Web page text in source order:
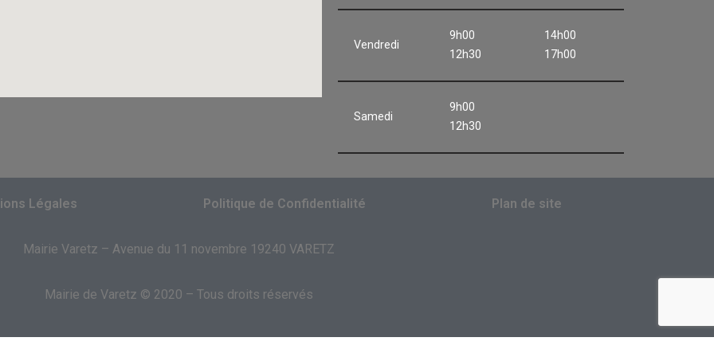
Vendredi
9h00
12h30
14h00
17h00
Samedi
9h00
12h30
Légales Politique de Confidentialité Plan de site
Mairie Varetz – Avenue du 11 novembre 19240 VARETZ
Mairie de Varetz © 2020 – Tous droits réservés